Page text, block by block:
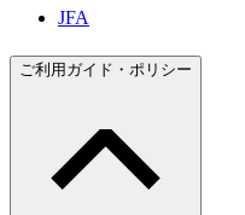
JFA
ご利用ガイド・ポリシー